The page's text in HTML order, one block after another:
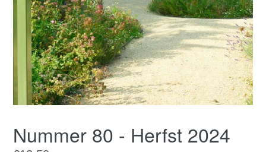
Nummer 80 - Herfst 2024